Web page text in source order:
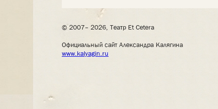
© 2007– 2026, Театр Et Cetera
Официальный сайт Александра Калягина
www.kalyagin.ru